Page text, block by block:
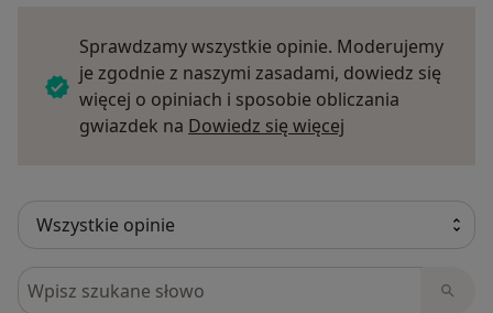
Sprawdzamy wszystkie opinie. Moderujemy
je zgodnie z naszymi zasadami, dowiedz się
więcej o opiniach i sposobie obliczania
gwiazdek na Dowiedz się więcej
Szukaj w opiniach